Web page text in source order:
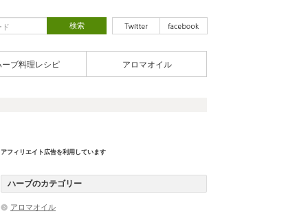
ーブ料理レシピ アロマオイル
アフィリエイト広告を利用しています
ハーブのカテゴリー
アロマオイル